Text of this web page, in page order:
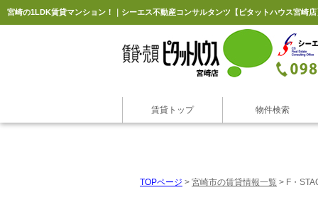
宮崎の1LDK賃貸マンション！｜シーエス不動産コンサルタンツ【ピタットハウス宮崎店
賃貸トップ 物件検索
TOPページ > 宮崎市の賃貸情報一覧 > F・